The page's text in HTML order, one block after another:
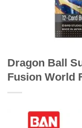
Dragon Ball
Fusion World